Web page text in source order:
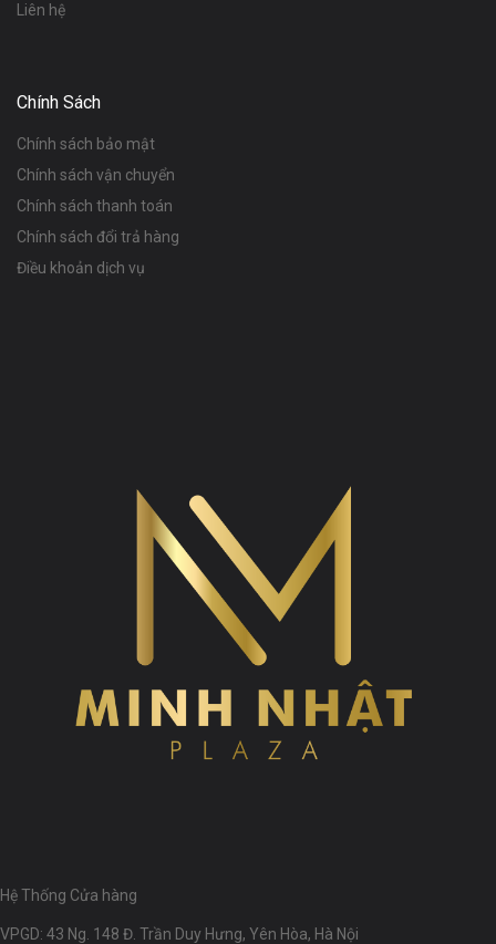
Liên hệ
Chính Sách
Chính sách bảo mật
Chính sách vận chuyển
Chính sách thanh toán
Chính sách đổi trả hàng
Điều khoản dịch vụ
Hệ Thống Cửa hàng
VPGD: 43 Ng. 148 Đ. Trần Duy Hưng, Yên Hòa, Hà Nội